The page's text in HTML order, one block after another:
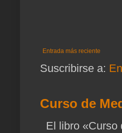
Entrada más reciente
Suscribirse a:
Curso de
El libro «Curso